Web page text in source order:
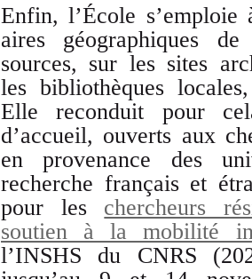
Enfin, l’École s’emploie
aires géographiques
sources, sur les sites
les bibliothèques
Elle reconduit pour
d’accueil, ouverts aux
en provenance des
recherche français et
pour les chercheurs
soutien à la mobilité
l’INSHS du CNRS